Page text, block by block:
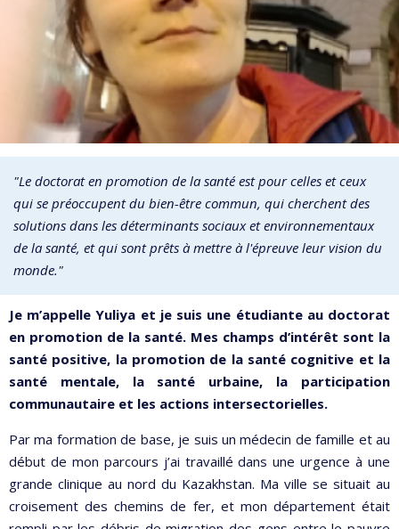
"Le doctorat en promotion de la santé est pour celles et ceux
qui se préoccupent du bien-être commun, qui cherchent des
solutions dans les déterminants sociaux et environnementaux
de la santé, et qui sont prêts à mettre à l'épreuve leur vision du
monde."
Je m’appelle Yuliya et je suis une étudiante au doctorat
en promotion de la santé. Mes champs d’intérêt sont la
santé positive, la promotion de la santé cognitive et la
santé mentale, la santé urbaine, la participation
communautaire et les actions intersectorielles.
Par ma formation de base, je suis un médecin de famille et au
début de mon parcours j’ai travaillé dans une urgence à une
grande clinique au nord du Kazakhstan. Ma ville se situait au
croisement des chemins de fer, et mon département était